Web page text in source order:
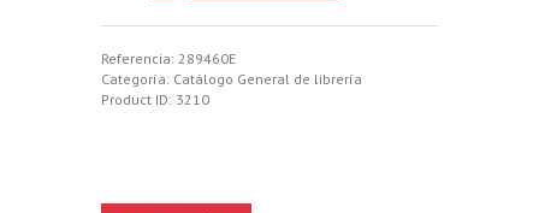
BLANCOS,
EL
cantidad
Referencia: 289460E
Categoría: Catálogo General de librería
Product ID: 3210